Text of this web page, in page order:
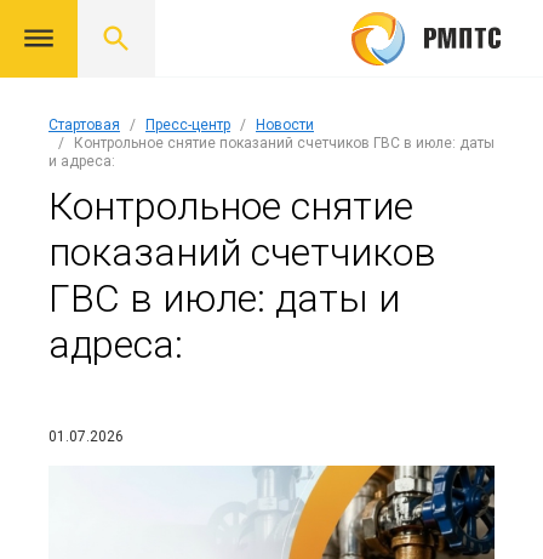
Стартовая Пресс-центр
Новости
Контрольное снятие показаний счетчиков ГВС в июле: даты
и адреса:
Контрольное снятие
показаний счетчиков
ГВС в июле: даты и
адреса:
01.07.2026